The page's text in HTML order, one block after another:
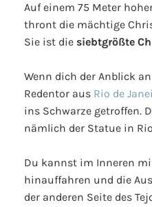
Auf einem 75 Meter
thront die mächtige
Sie ist die siebtgrößte
Wenn dich der Anblick
Redentor aus Rio de
ins Schwarze getroffen.
nämlich der Statue in
Du kannst im Inneren
hinauffahren und die
der anderen Seite des